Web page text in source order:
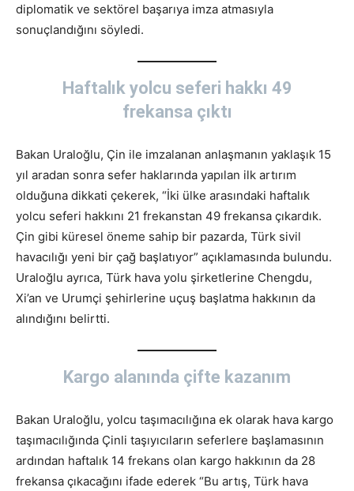
diplomatik ve sektörel başarıya imza atmasıyla
sonuçlandığını söyledi.
Haftalık yolcu seferi hakkı 49
frekansa çıktı
Bakan Uraloğlu, Çin ile imzalanan anlaşmanın yaklaşık 15
yıl aradan sonra sefer haklarında yapılan ilk artırım
olduğuna dikkati çekerek, “İki ülke arasındaki haftalık
yolcu seferi hakkını 21 frekanstan 49 frekansa çıkardık.
Çin gibi küresel öneme sahip bir pazarda, Türk sivil
havacılığı yeni bir çağ başlatıyor” açıklamasında bulundu.
Uraloğlu ayrıca, Türk hava yolu şirketlerine Chengdu,
Xi’an ve Urumçi şehirlerine uçuş başlatma hakkının da
alındığını belirtti.
Kargo alanında çifte kazanım
Bakan Uraloğlu, yolcu taşımacılığına ek olarak hava kargo
taşımacılığında Çinli taşıyıcıların seferlere başlamasının
ardından haftalık 14 frekans olan kargo hakkının da 28
frekansa çıkacağını ifade ederek “Bu artış, Türk hava